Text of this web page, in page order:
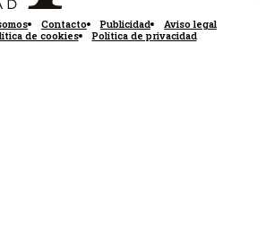
Contacto Publicidad
Aviso legal
de cookies
Política de privacidad